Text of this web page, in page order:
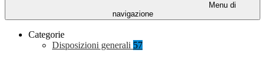
Menu di
navigazione
Categorie
Disposizioni generali 57